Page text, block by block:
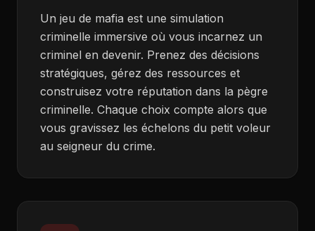
Un jeu de mafia est une simulation
criminelle immersive où vous incarnez un
criminel en devenir. Prenez des décisions
stratégiques, gérez des ressources et
construisez votre réputation dans la pègre
criminelle. Chaque choix compte alors que
vous gravissez les échelons du petit voleur
au seigneur du crime.